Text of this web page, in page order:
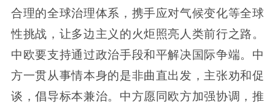
合理的全球治理体系，携手应对气候变化等全球
性挑战，让多边主义的火炬照亮人类前行之路。
中欧要支持通过政治手段和平解决国际争端。中
方一贯从事情本身的是非曲直出发，主张劝和促
谈，倡导标本兼治。中方愿同欧方加强协调，推